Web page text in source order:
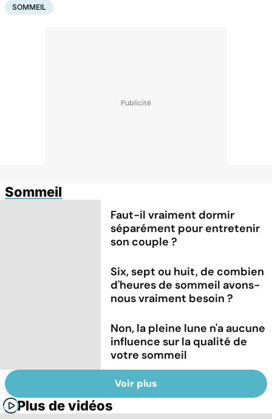
SOMMEIL
Sommeil
Faut-il vraiment dormir
séparément pour entretenir
son couple ?
Six, sept ou huit, de combien
d'heures de sommeil avons-
nous vraiment besoin ?
Non, la pleine lune n'a aucune
influence sur la qualité de
votre sommeil
Voir plus
Plus de vidéos